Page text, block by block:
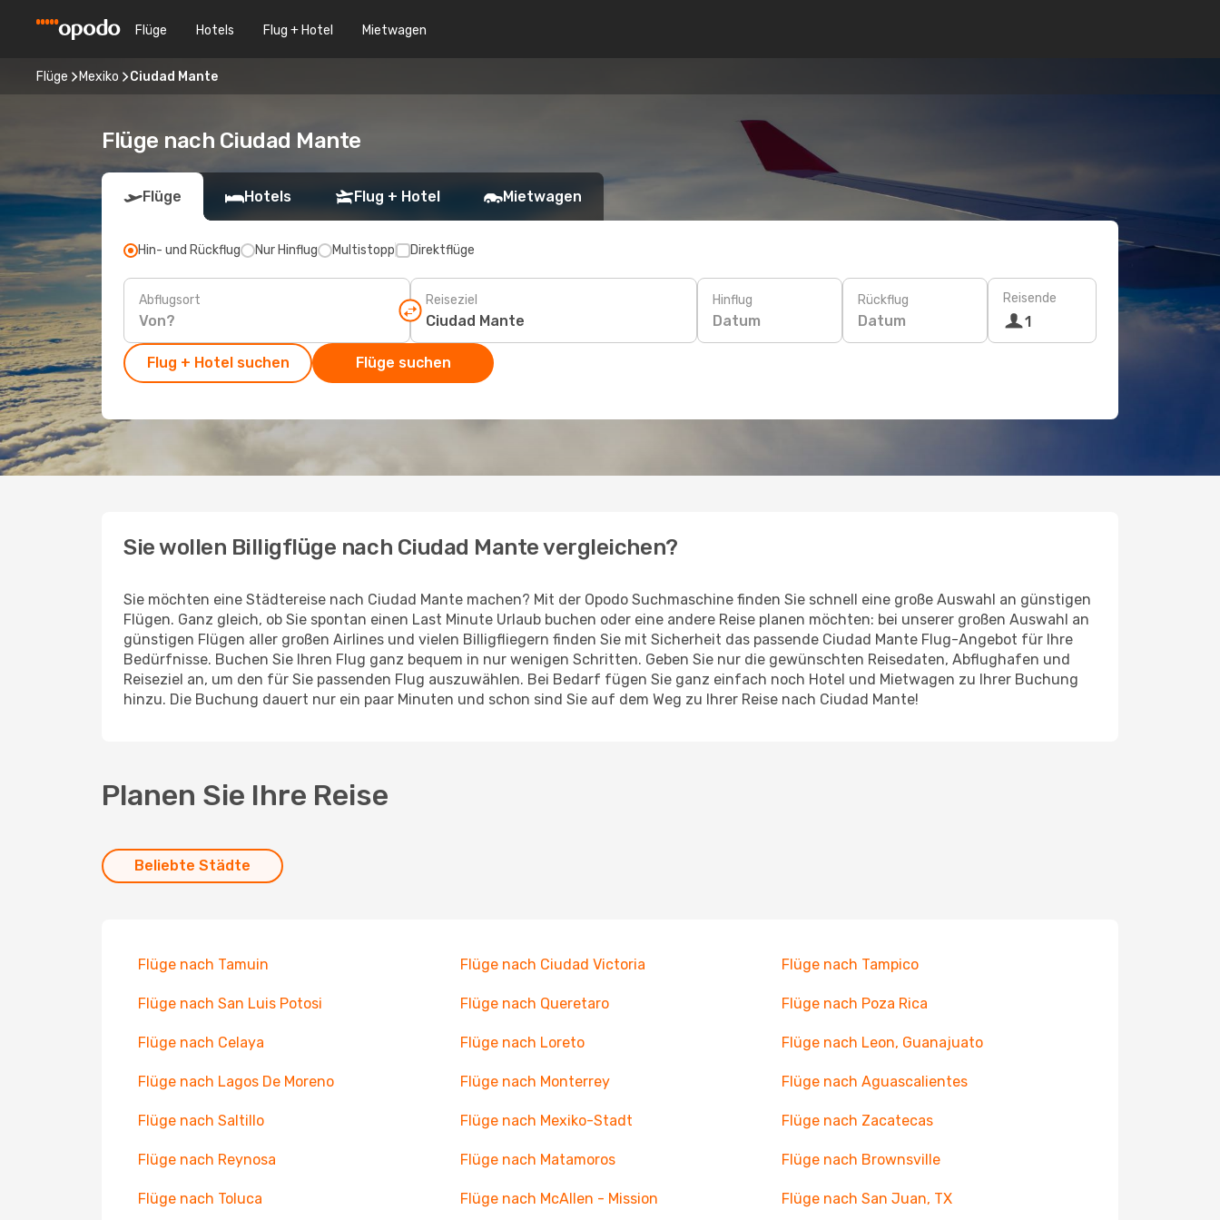
Flüge Hotels Flug + Hotel Mietwagen
Flüge Mexiko Ciudad Mante
Flüge nach Ciudad Mante
Flüge Hotels Flug + Hotel Mietwagen
Hin- und Rückflug Nur Hinflug Multistopp Direktflüge
Abflugsort Reiseziel Hinflug
Datum
Rückflug
Datum
Reisende
1
Flug + Hotel suchen Flüge suchen
Sie wollen Billigflüge nach Ciudad Mante vergleichen?
Sie möchten eine Städtereise nach Ciudad Mante machen? Mit der Opodo Suchmaschine finden Sie schnell eine große Auswahl an günstigen
Flügen. Ganz gleich, ob Sie spontan einen Last Minute Urlaub buchen oder eine andere Reise planen möchten: bei unserer großen Auswahl an
günstigen Flügen aller großen Airlines und vielen Billigfliegern finden Sie mit Sicherheit das passende Ciudad Mante Flug-Angebot für Ihre
Bedürfnisse. Buchen Sie Ihren Flug ganz bequem in nur wenigen Schritten. Geben Sie nur die gewünschten Reisedaten, Abflughafen und
Reiseziel an, um den für Sie passenden Flug auszuwählen. Bei Bedarf fügen Sie ganz einfach noch Hotel und Mietwagen zu Ihrer Buchung
hinzu. Die Buchung dauert nur ein paar Minuten und schon sind Sie auf dem Weg zu Ihrer Reise nach Ciudad Mante!
Planen Sie Ihre Reise
Beliebte Städte
Flüge nach Tamuin Flüge nach Ciudad Victoria Flüge nach Tampico
Flüge nach San Luis Potosi Flüge nach Queretaro Flüge nach Poza Rica
Flüge nach Celaya Flüge nach Loreto Flüge nach Leon, Guanajuato
Flüge nach Lagos De Moreno Flüge nach Monterrey Flüge nach Aguascalientes
Flüge nach Saltillo Flüge nach Mexiko-Stadt Flüge nach Zacatecas
Flüge nach Reynosa Flüge nach Matamoros Flüge nach Brownsville
Flüge nach Toluca Flüge nach McAllen - Mission Flüge nach San Juan, TX